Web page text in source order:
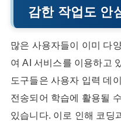
감한 작업도 안
많은 사용자들이 이미 다
여 AI 서비스를 이용하고
도구들은 사용자 입력 데
전송되어 학습에 활용될
있습니다. 이로 인해 코딩